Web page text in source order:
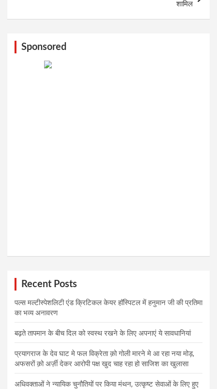
शामिल
Sponsored
Recent Posts
पल्स मल्टीस्पेशलिटी एंड क्रिटिकल केयर हॉस्पिटल में हनुमान जी की प्रतिमा
का भव्य अनावरण
बढ़ते तापमान के बीच दिल को स्वस्थ रखने के लिए अपनाएं ये सावधानियां
प्रयागराज के देव घाट मे फल विक्रेता क़ो गोली मारने मे आ रहा नया मोड़,
अफसरों क़ो अर्ज़ी देकर आरोपी पक्ष खुद चाह रहा हो साजिश का खुलासा
अधिवक्ताओं ने न्यायिक चुनौतियों पर किया मंथन, उत्कृष्ट सेवाओं के लिए हुए